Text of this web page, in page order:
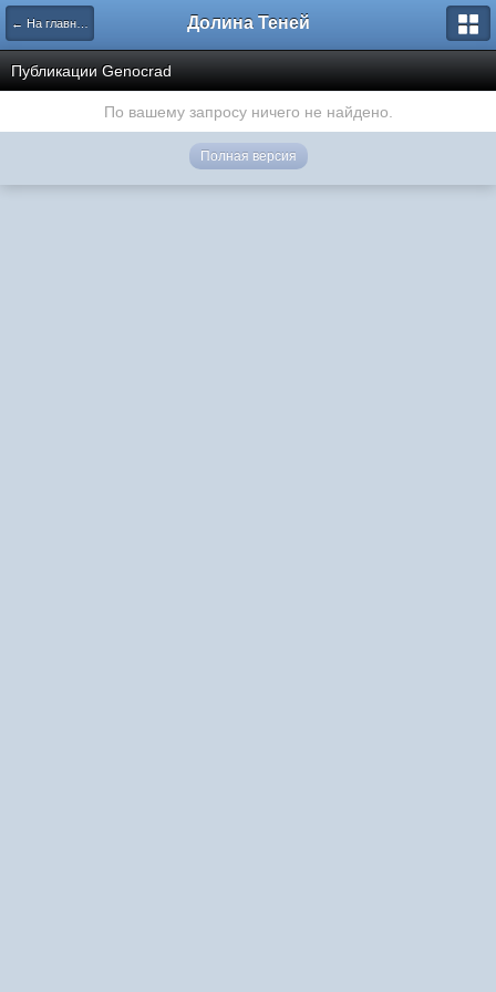
← На главную Долина Теней
Публикации Genocrad
По вашему запросу ничего не найдено.
Полная версия